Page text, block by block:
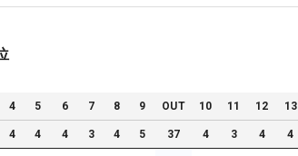
4 5 6 7 8 9 OUT 10 11 12 13
4 4 4 3 4 5 37 4 3 4 4